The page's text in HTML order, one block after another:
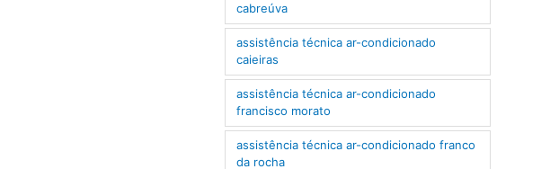
cabreúva
assistência técnica ar-condicionado
caieiras
assistência técnica ar-condicionado
francisco morato
assistência técnica ar-condicionado franco
da rocha